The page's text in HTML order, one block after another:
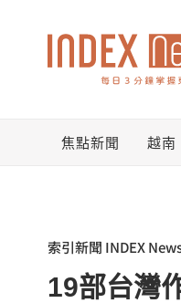
焦點新聞 越南
索引新聞 INDEX
19部台灣